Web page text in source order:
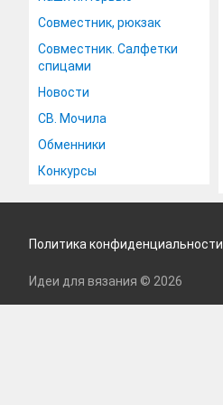
Совместник, рюкзак
Совместник. Салфетки
спицами
Новости
СВ. Мочила
Обменники
Конкурсы
Политика конфиденциальности
Идеи для вязания © 2026